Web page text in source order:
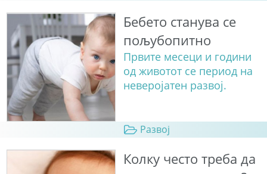
Бебето станува сe
пољубопитно
Првите месеци и години
од животот се период на
неверојатен развој.
Развој
Колку често треба да